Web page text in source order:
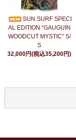
SUN SURF SPECI
AL EDITION “GAUGUIN
WOODCUT MYSTIC” S/
S
32,000円(税込35,200円)